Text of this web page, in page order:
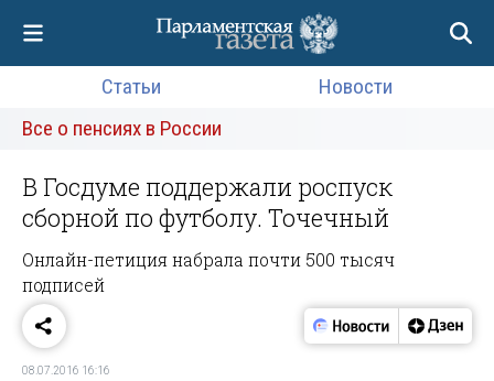
Статьи
Новости
Все о пенсиях в России
В Госдуме поддержали роспуск
сборной по футболу. Точечный
Онлайн-петиция набрала почти 500 тысяч
подписей
08.07.2016 16:16